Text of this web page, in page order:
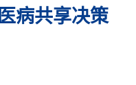
医病共享决策